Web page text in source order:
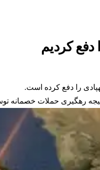
کردیم
را دفع کرده است.
رهگیری حملات خصمانه